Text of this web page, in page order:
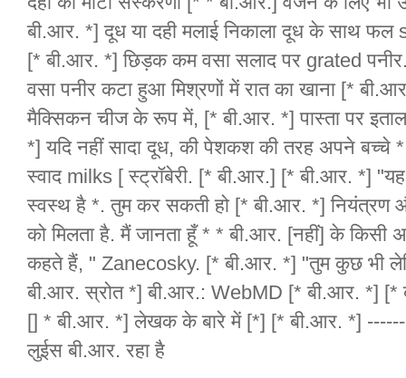
बी.आर. *] दूध या दही मलाई निकाला दूध के साथ
[* बी.आर. *] छिड़क कम वसा सलाद पर grated
वसा पनीर कटा हुआ मिश्रणों में रात का खाना [*
मैक्सिकन चीज के रूप में, [* बी.आर. *] पास्ता पर
*] यदि नहीं सादा दूध, की पेशकश की तरह अपने
स्वाद milks [ स्ट्रॉबेरी. [* बी.आर.] [* बी.आर. *]
स्वस्थ है *. तुम कर सकती हो [* बी.आर. *] नियंत्रण
को मिलता है. मैं जानता हूँ * * बी.आर. [नहीं] के किसी
कहते हैं, " Zanecosky. [* बी.आर. *] "तुम कुछ भी
बी.आर. स्रोत *] बी.आर.: WebMD [* बी.आर. *]
[] * बी.आर. *] लेखक के बारे में [*] [* बी.आर. *]
लुईस बी.आर. रहा है